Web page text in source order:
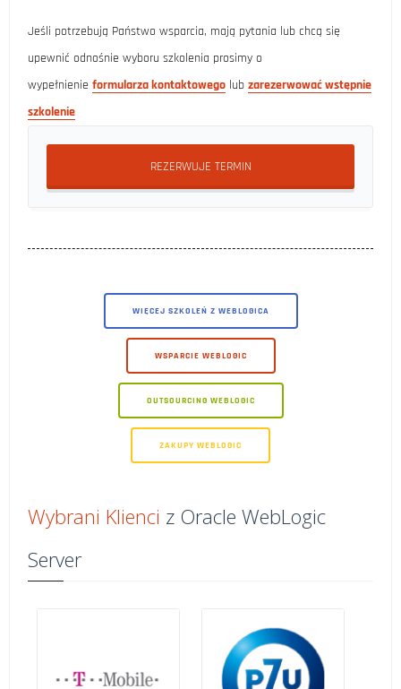
Jeśli potrzebują Państwo wsparcia, mają pytania lub chcą się
upewnić odnośnie wyboru szkolenia prosimy o
wypełnienie formularza kontaktowego lub zarezerwować wstępnie
szkolenie
REZERWUJE TERMIN
WIĘCEJ SZKOLEŃ Z WEBLOGICA
WSPARCIE WEBLOGIC
OUTSOURCING WEBLOGIC
ZAKUPY WEBLOGIC
Wybrani Klienci z Oracle WebLogic
Server